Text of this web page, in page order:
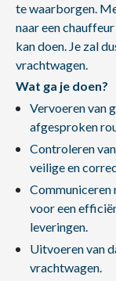
te waarborgen.
naar een
kan doen. Je zal
vrachtwagen.
Wat ga je doen?
Vervoeren van
afgesproken
Controleren
veilige en
Communiceren
voor een
leveringen.
Uitvoeren van
vrachtwagen.